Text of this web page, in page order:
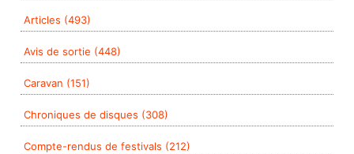
Articles (493)
Avis de sortie (448)
Caravan (151)
Chroniques de disques (308)
Compte-rendus de festivals (212)